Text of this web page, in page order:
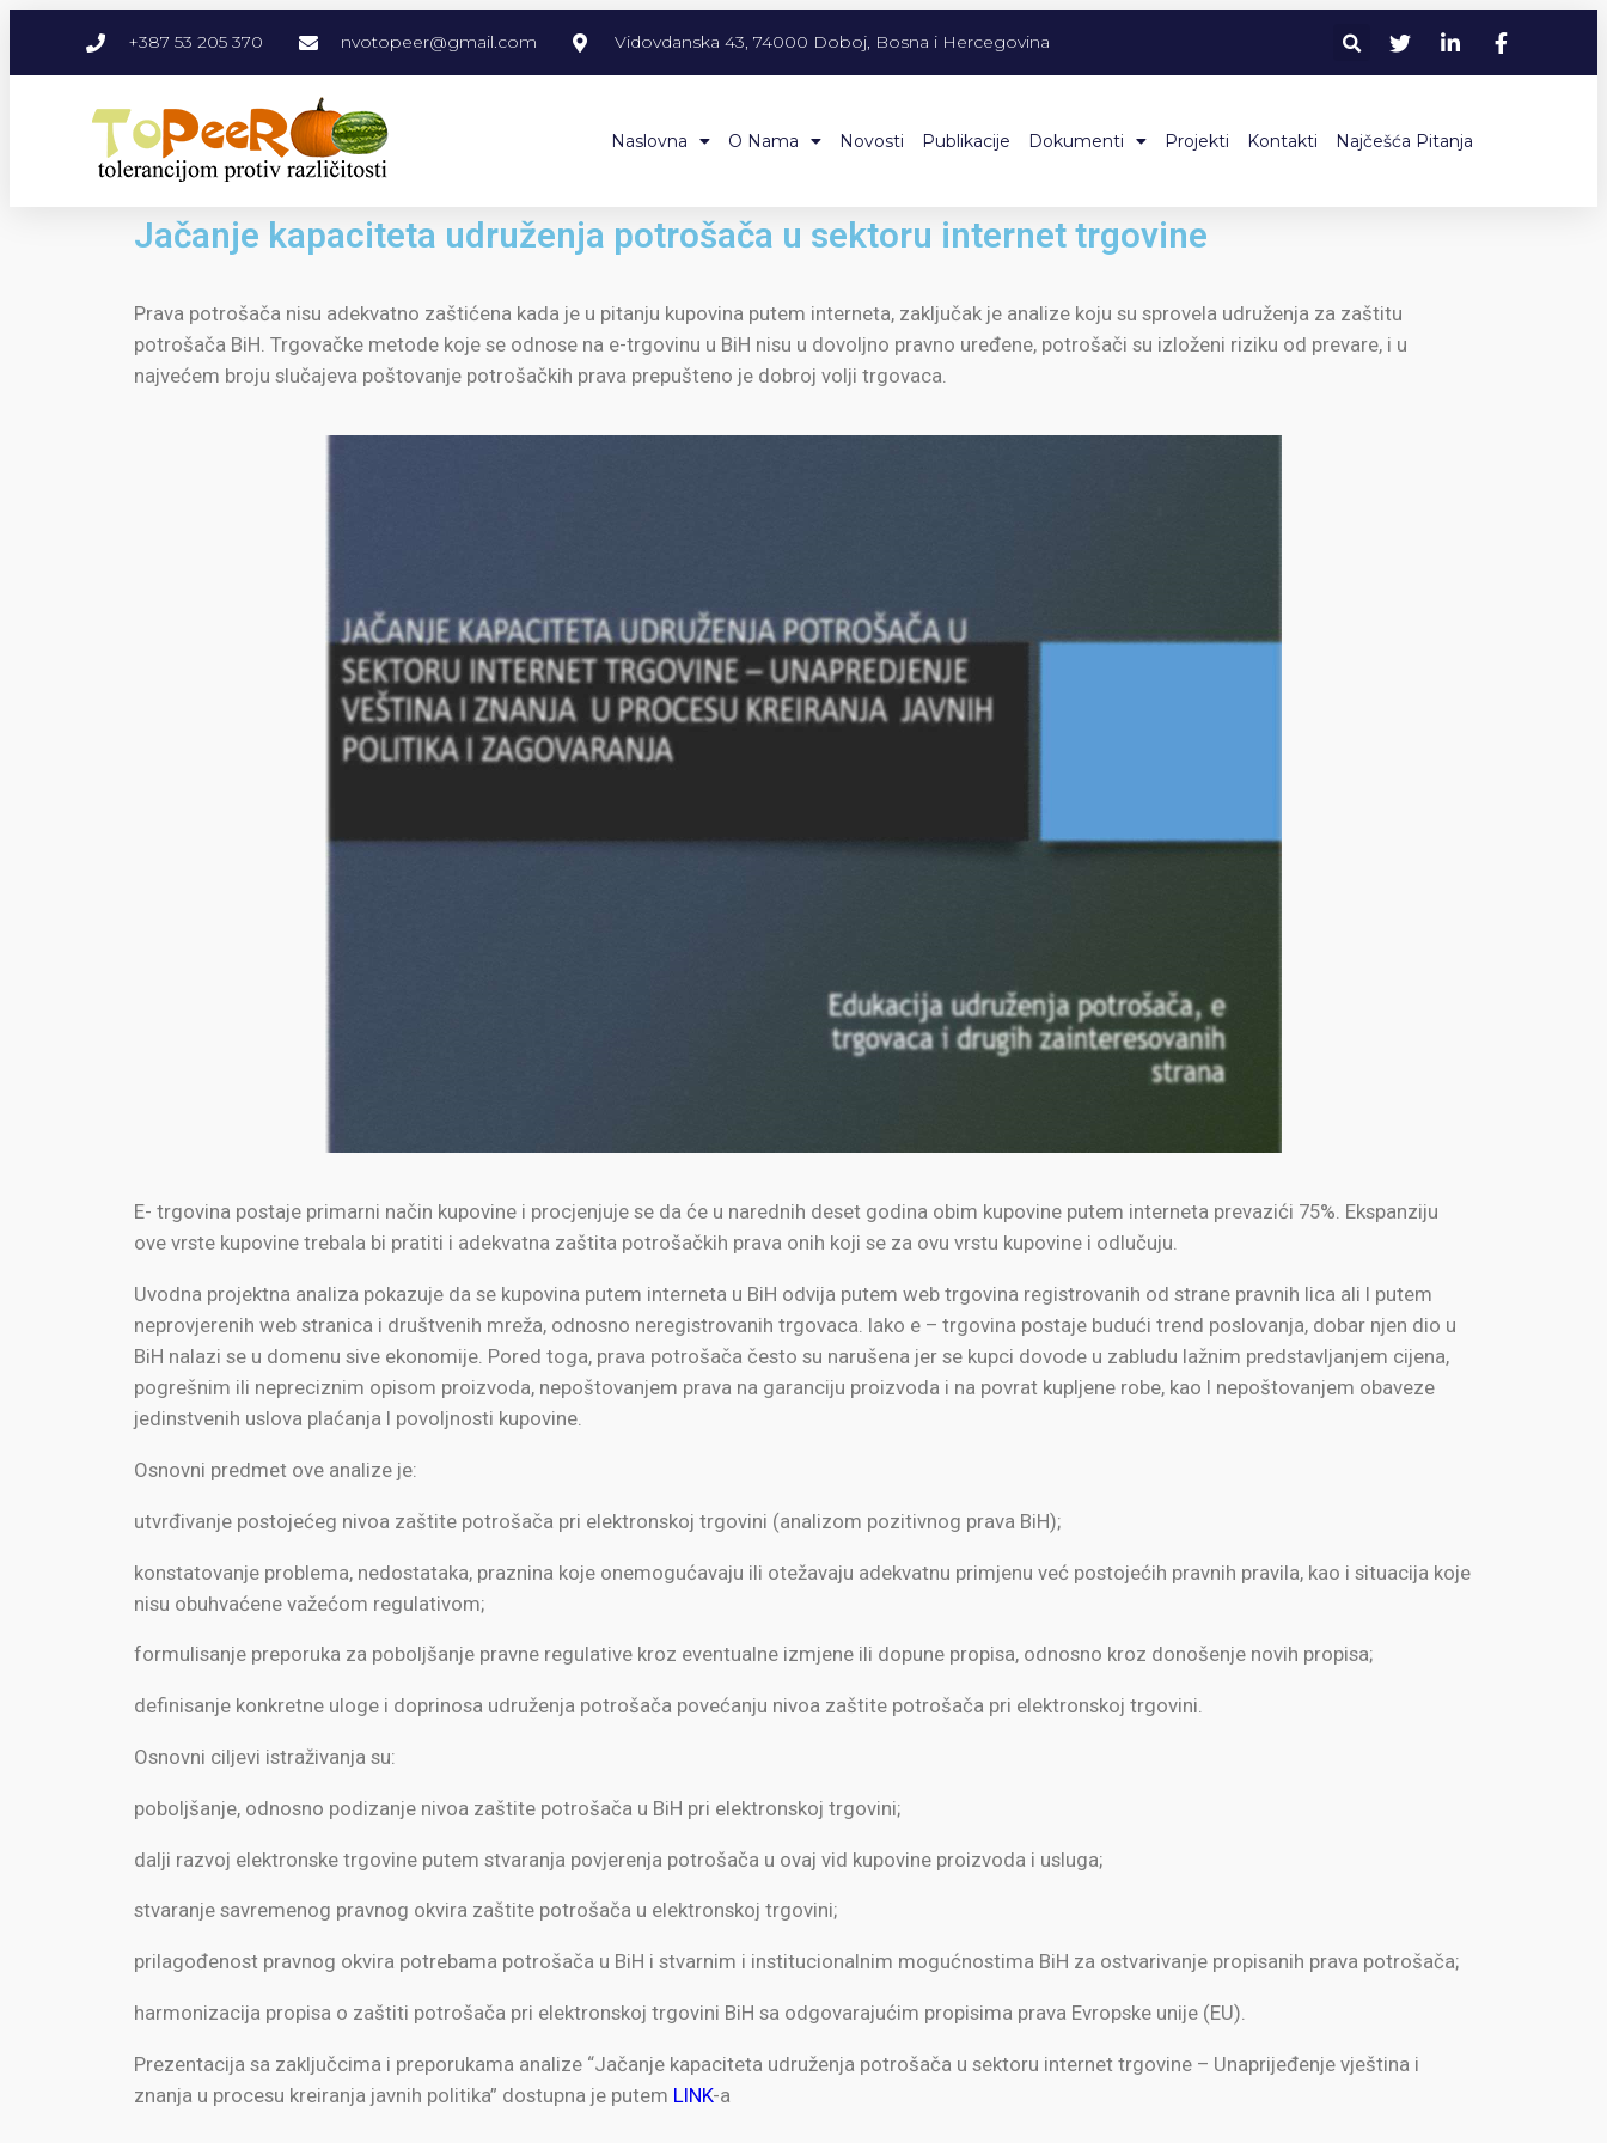
+387 53 205 370 nvotopeer@gmail.com Vidovdanska 43, 74000 Doboj, Bosna i Hercegovina
Naslovna O Nama Novosti Publikacije Dokumenti Projekti Kontakti Najčešća Pitanja
Jačanje kapaciteta udruženja potrošača u sektoru internet trgovine
Prava potrošača nisu adekvatno zaštićena kada je u pitanju kupovina putem interneta, zaključak je analize koju su sprovela udruženja za zaštitu
potrošača BiH. Trgovačke metode koje se odnose na e-trgovinu u BiH nisu u dovoljno pravno uređene, potrošači su izloženi riziku od prevare, i u
najvećem broju slučajeva poštovanje potrošačkih prava prepušteno je dobroj volji trgovaca.
E- trgovina postaje primarni način kupovine i procjenjuje se da će u narednih deset godina obim kupovine putem interneta prevazići 75%. Ekspanziju
ove vrste kupovine trebala bi pratiti i adekvatna zaštita potrošačkih prava onih koji se za ovu vrstu kupovine i odlučuju.
Uvodna projektna analiza pokazuje da se kupovina putem interneta u BiH odvija putem web trgovina registrovanih od strane pravnih lica ali I putem
neprovjerenih web stranica i društvenih mreža, odnosno neregistrovanih trgovaca. Iako e – trgovina postaje budući trend poslovanja, dobar njen dio u
BiH nalazi se u domenu sive ekonomije. Pored toga, prava potrošača često su narušena jer se kupci dovode u zabludu lažnim predstavljanjem cijena,
pogrešnim ili nepreciznim opisom proizvoda, nepoštovanjem prava na garanciju proizvoda i na povrat kupljene robe, kao I nepoštovanjem obaveze
jedinstvenih uslova plaćanja I povoljnosti kupovine.
Osnovni predmet ove analize je:
utvrđivanje postojećeg nivoa zaštite potrošača pri elektronskoj trgovini (analizom pozitivnog prava BiH);
konstatovanje problema, nedostataka, praznina koje onemogućavaju ili otežavaju adekvatnu primjenu već postojećih pravnih pravila, kao i situacija koje
nisu obuhvaćene važećom regulativom;
formulisanje preporuka za poboljšanje pravne regulative kroz eventualne izmjene ili dopune propisa, odnosno kroz donošenje novih propisa;
definisanje konkretne uloge i doprinosa udruženja potrošača povećanju nivoa zaštite potrošača pri elektronskoj trgovini.
Osnovni ciljevi istraživanja su:
poboljšanje, odnosno podizanje nivoa zaštite potrošača u BiH pri elektronskoj trgovini;
dalji razvoj elektronske trgovine putem stvaranja povjerenja potrošača u ovaj vid kupovine proizvoda i usluga;
stvaranje savremenog pravnog okvira zaštite potrošača u elektronskoj trgovini;
prilagođenost pravnog okvira potrebama potrošača u BiH i stvarnim i institucionalnim mogućnostima BiH za ostvarivanje propisanih prava potrošača;
harmonizacija propisa o zaštiti potrošača pri elektronskoj trgovini BiH sa odgovarajućim propisima prava Evropske unije (EU).
Prezentacija sa zaključcima i preporukama analize “Jačanje kapaciteta udruženja potrošača u sektoru internet trgovine – Unaprijeđenje vještina i
znanja u procesu kreiranja javnih politika” dostupna je putem LINK-a